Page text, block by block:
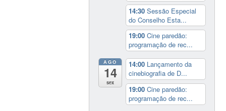
14:30Sessão Especial
do Conselho Esta...
19:00Cine paredão:
programação de rec...
AGO
14
sex
14:00 Lançamento da
cinebiografia de D...
19:00Cine paredão:
programação de rec...